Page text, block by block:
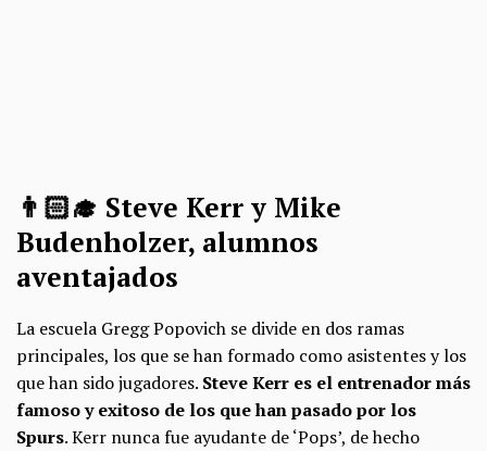
👨🏻‍🎓​ Steve Kerr y Mike
Budenholzer, alumnos
aventajados
La escuela Gregg Popovich se divide en dos ramas
principales, los que se han formado como asistentes y los
que han sido jugadores. Steve Kerr es el entrenador más
famoso y exitoso de los que han pasado por los
Spurs. Kerr nunca fue ayudante de ‘Pops’, de hecho